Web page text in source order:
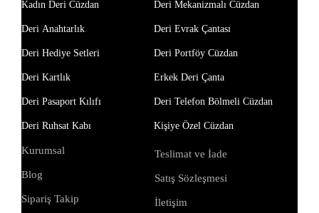
Kadın Deri Cüzdan
Deri Anahtarlık
Deri Hediye Setleri
Deri Kartlık
Deri Pasaport Kılıfı
Deri Ruhsat Kabı
Deri Mekanizmalı Cüzdan
Deri Evrak Çantası
Deri Portföy Cüzdan
Erkek Deri Çanta
Deri Telefon Bölmeli Cüzdan
Kişiye Özel Cüzdan
Kurumsal
Blog
Sipariş Takip
Teslimat ve İade
Satış Sözleşmesi
İletişim